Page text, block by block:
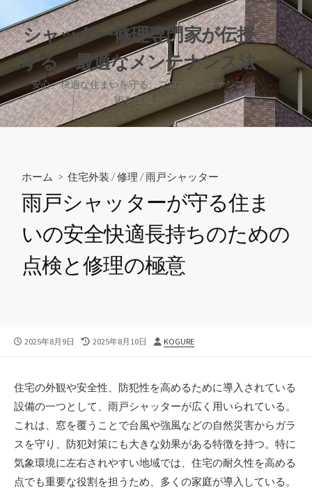
ン
テ
ン
ツ
へ
ス
キ
シャッター修理専門家が伝授
する、最適なメンテナンス法
安心・快適な住まいを守る、プロのメンテナンス
術を伝授！
検
索
り
替
ホーム > 住宅外装 /修理 /雨戸シャッター
雨戸シャッターが守る住ま
いの安全快適長持ちのための
点検と修理の極意
公
2025年8月9日
最
新
日
2025年8月10日
投
KOGURE
住宅の外観や安全性、防犯性を高めるために導入されている
設備の一つとして、雨戸シャッターが広く用いられている。
これは、窓を覆うことで台風や強風などの自然災害からガラ
スを守り、防犯対策にも大きな効果がある特徴を持つ。特に
気象環境に左右されやすい地域では、住宅の耐久性を高める
点でも重要な役割を担うため、多くの家庭が導入している。